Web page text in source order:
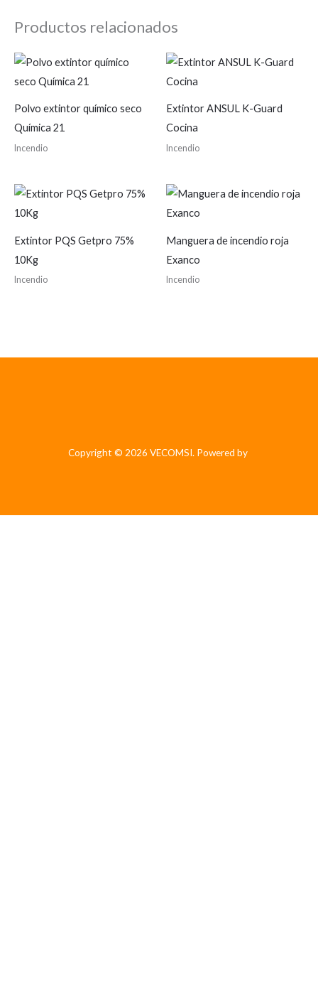
Productos relacionados
Polvo extintor químico seco
Química 21
Incendio
Extintor ANSUL K-Guard
Cocina
Incendio
Extintor PQS Getpro 75%
10Kg
Incendio
Manguera de incendio roja
Exanco
Incendio
Copyright © 2026 VECOMSI. Powered by